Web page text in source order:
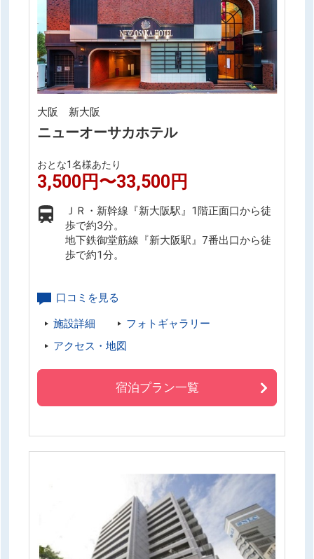
大阪 新大阪
ニューオーサカホテル
おとな1名様あたり
3,500円〜33,500円
ＪＲ・新幹線『新大阪駅』1階正面口から徒
歩で約3分。
地下鉄御堂筋線『新大阪駅』7番出口から徒
歩で約1分。
口コミを見る
施設詳細
フォトギャラリー
アクセス・地図
宿泊プラン一覧